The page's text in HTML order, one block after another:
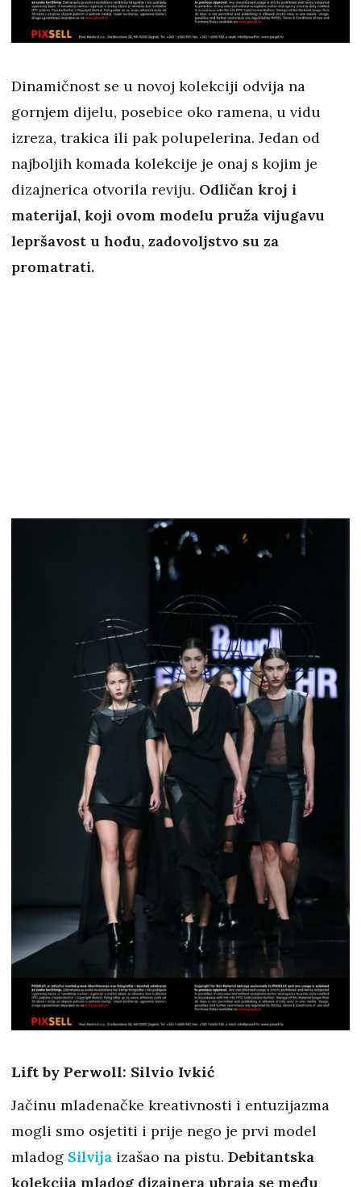
Dinamičnost se u novoj kolekciji odvija na
gornjem dijelu, posebice oko ramena, u vidu
izreza, trakica ili pak polupelerina. Jedan od
najboljih komada kolekcije je onaj s kojim je
dizajnerica otvorila reviju. Odličan kroj i
materijal, koji ovom modelu pruža vijugavu
lepršavost u hodu, zadovoljstvo su za
promatrati.
Lift by Perwoll: Silvio Ivkić
Jačinu mladenačke kreativnosti i entuzijazma
mogli smo osjetiti i prije nego je prvi model
mladog Silvija izašao na pistu. Debitantska
kolekcija mladog dizajnera ubraja se među